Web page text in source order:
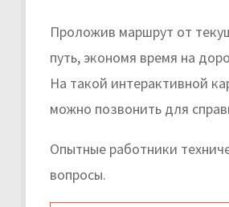
Проложив маршрут от
путь, экономя время на
На такой интерактивной
можно позвонить для
Опытные работники
вопросы.